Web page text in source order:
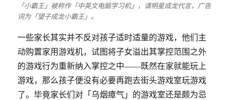
「小霸王」被称作「中英文电脑学习机」，请明星成龙代言，广告
词为「望子成龙小霸王」。
一些家长其实并不反对孩子适时适量的游戏，他们主
动购置家用游戏机，试图将子女溢出其掌控范围之外
的游戏行为重新纳入掌控之中——既然在家就能玩上
游戏，那么孩子便没有必要再跑去街头游戏室玩游戏
了。毕竟家长们对「乌烟瘴气」的游戏室还是颇为忌